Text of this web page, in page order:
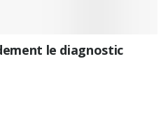
le diagnostic